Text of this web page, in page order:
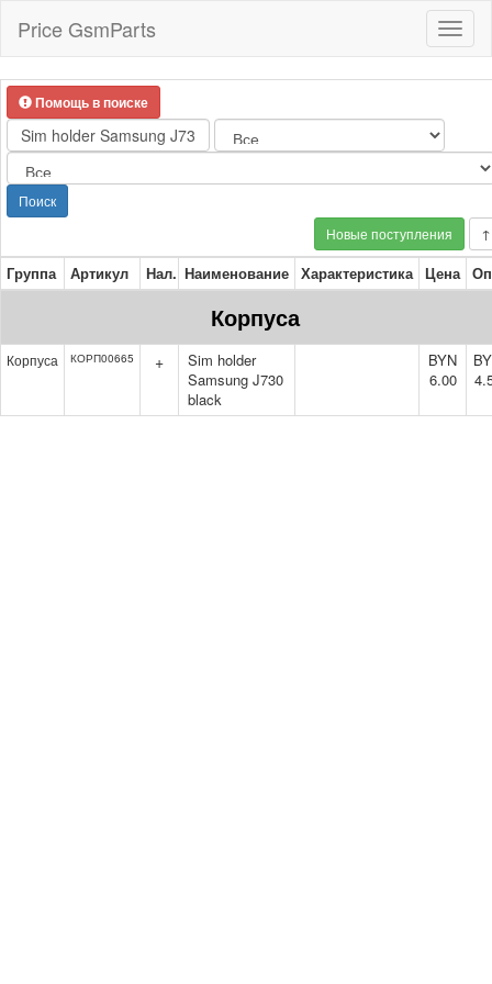
Price GsmParts
Помощь в поиске
Поиск
Новые поступления
↑
Группа Артикул Нал. Наименование Характеристика Цена
Корпуса
Корпуса КОРП00665 +
Sim holder
Samsung J730
black
BYN
6.00